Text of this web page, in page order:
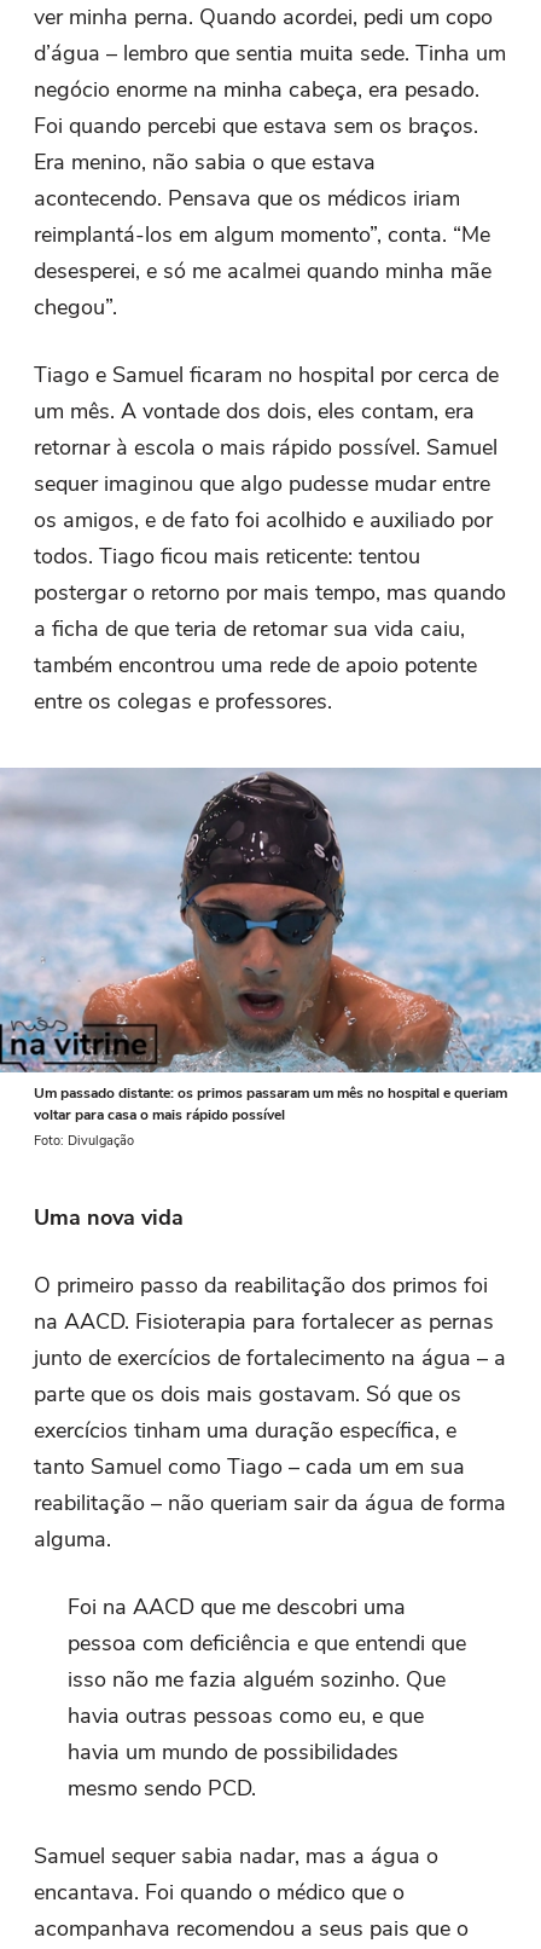
ver minha perna. Quando acordei, pedi um copo
d’água – lembro que sentia muita sede. Tinha um
negócio enorme na minha cabeça, era pesado.
Foi quando percebi que estava sem os braços.
Era menino, não sabia o que estava
acontecendo. Pensava que os médicos iriam
reimplantá-los em algum momento”, conta. “Me
desesperei, e só me acalmei quando minha mãe
chegou”.
Tiago e Samuel ficaram no hospital por cerca de
um mês. A vontade dos dois, eles contam, era
retornar à escola o mais rápido possível. Samuel
sequer imaginou que algo pudesse mudar entre
os amigos, e de fato foi acolhido e auxiliado por
todos. Tiago ficou mais reticente: tentou
postergar o retorno por mais tempo, mas quando
a ficha de que teria de retomar sua vida caiu,
também encontrou uma rede de apoio potente
entre os colegas e professores.
Um passado distante: os primos passaram um mês no hospital e queriam
voltar para casa o mais rápido possível
Foto: Divulgação
Uma nova vida
O primeiro passo da reabilitação dos primos foi
na AACD. Fisioterapia para fortalecer as pernas
junto de exercícios de fortalecimento na água – a
parte que os dois mais gostavam. Só que os
exercícios tinham uma duração específica, e
tanto Samuel como Tiago – cada um em sua
reabilitação – não queriam sair da água de forma
alguma.
Foi na AACD que me descobri uma
pessoa com deficiência e que entendi que
isso não me fazia alguém sozinho. Que
havia outras pessoas como eu, e que
havia um mundo de possibilidades
mesmo sendo PCD.
Samuel sequer sabia nadar, mas a água o
encantava. Foi quando o médico que o
acompanhava recomendou a seus pais que o